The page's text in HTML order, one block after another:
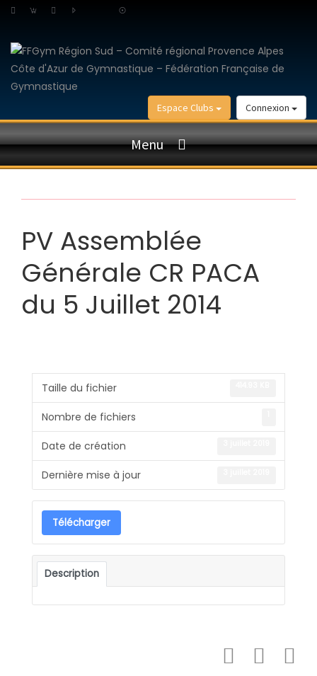
Connexion
Espace Clubs
Menu
PV Assemblée
Générale CR PACA
du 5 Juillet 2014
Taille du fichier
Nombre de fichiers
Date de création
Dernière mise à jour
Télécharger
Description